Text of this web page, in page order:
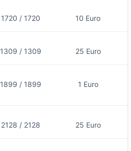
1720 / 1720 10 Euro
1309 / 1309 25 Euro
1899 / 1899 1 Euro
2128 / 2128 25 Euro